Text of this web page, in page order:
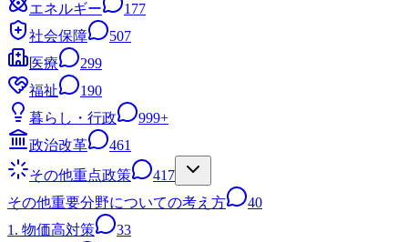
エネルギー
177
社会保障
507
医療
299
福祉
190
暮らし・行政
999+
政治改革
461
その他重点政策
417
その他重要分野についての考え方
40
1. 物価高対策
33